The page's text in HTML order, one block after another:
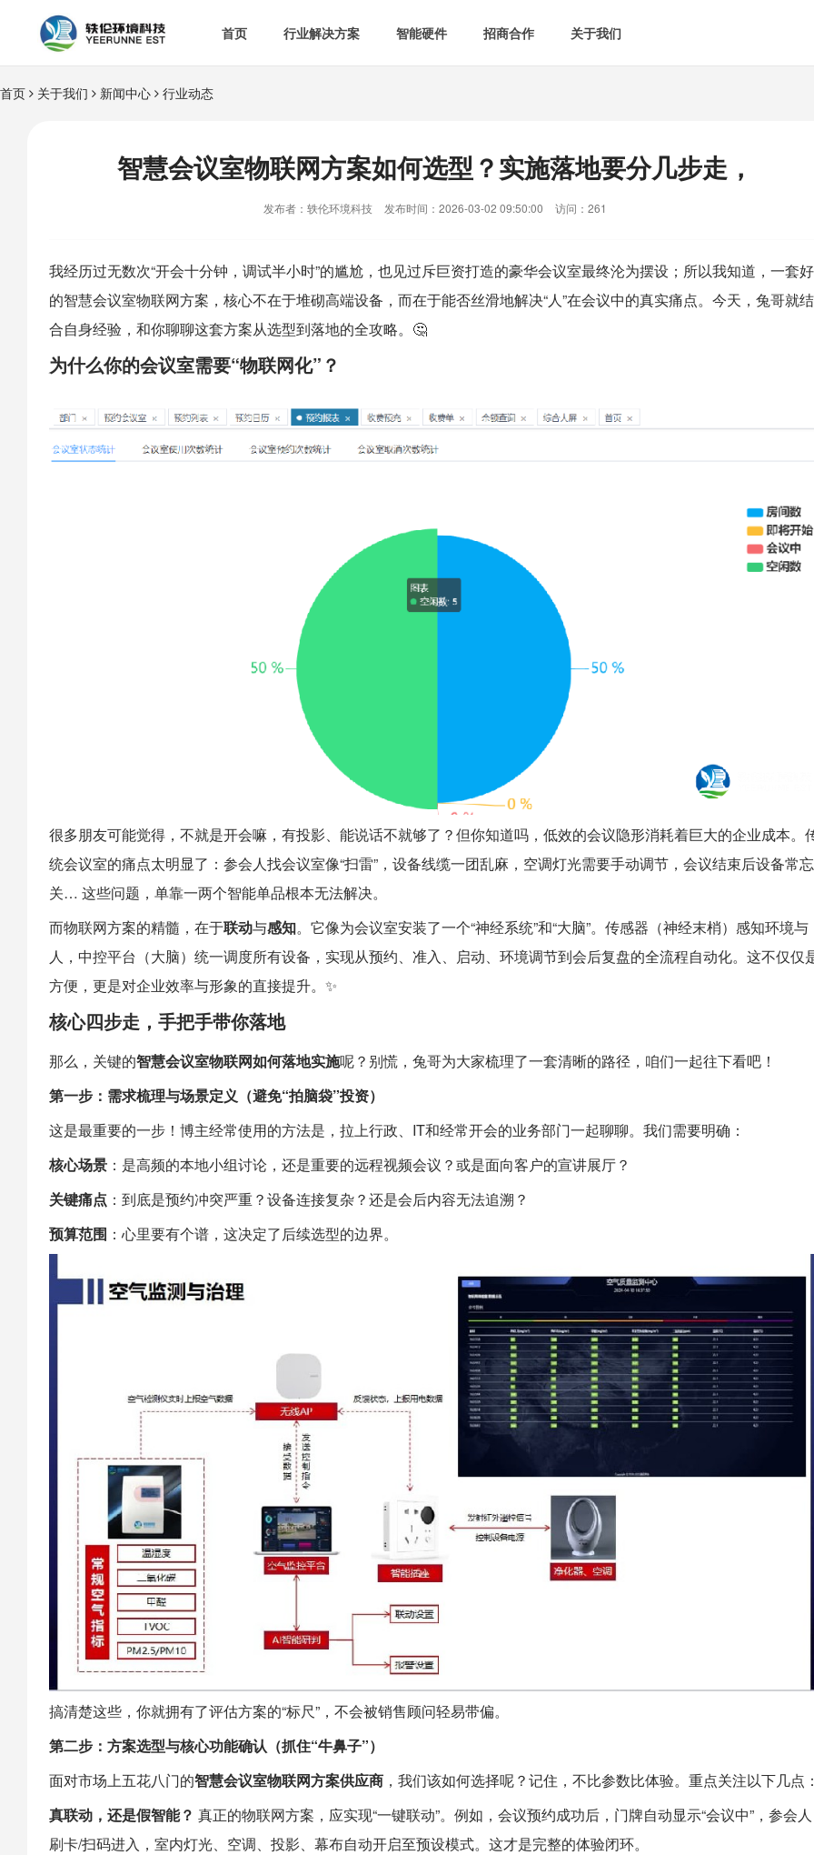
首页 行业解决方案
& 智慧食安  空气监测方案  智慧用电方案
热门解决方案  智慧场景建设
智能硬件

 多媒体&信息化
[list:subtitle] [list:subtitle]
招商合作 关于我们
 案例中心
首页 关于我们 新闻中心 行业动态
智慧会议室物联网方案如何选型？实施落地要分几步走，
发布者：轶伦环境科技 发布时间：2026-03-02 09:50:00 访问：261
我经历过无数次“开会十分钟，调试半小时”的尴尬，也见过斥巨资打造的豪华会议室最终沦为摆设；所以我知道，一套好
的智慧会议室物联网方案，核心不在于堆砌高端设备，而在于能否丝滑地解决“人”在会议中的真实痛点。今天，兔哥就结
合自身经验，和你聊聊这套方案从选型到落地的全攻略。🤔
为什么你的会议室需要“物联网化”？
很多朋友可能觉得，不就是开会嘛，有投影、能说话不就够了？但你知道吗，低效的会议隐形消耗着巨大的企业成本。
统会议室的痛点太明显了：参会人找会议室像“扫雷”，设备线缆一团乱麻，空调灯光需要手动调节，会议结束后设备常忘
关… 这些问题，单靠一两个智能单品根本无法解决。
而物联网方案的精髓，在于联动与感知。它像为会议室安装了一个“神经系统”和“大脑”。传感器（神经末梢）感知环境与
人，中控平台（大脑）统一调度所有设备，实现从预约、准入、启动、环境调节到会后复盘的全流程自动化。这不仅仅
方便，更是对企业效率与形象的直接提升。✨
核心四步走，手把手带你落地
那么，关键的智慧会议室物联网如何落地实施呢？别慌，兔哥为大家梳理了一套清晰的路径，咱们一起往下看吧！
第一步：需求梳理与场景定义（避免“拍脑袋”投资）
这是最重要的一步！博主经常使用的方法是，拉上行政、IT和经常开会的业务部门一起聊聊。我们需要明确：
核心场景 ：是高频的本地小组讨论，还是重要的远程视频会议？或是面向客户的宣讲展厅？
关键痛点 ：到底是预约冲突严重？设备连接复杂？还是会后内容无法追溯？
预算范围 ：心里要有个谱，这决定了后续选型的边界。
搞清楚这些，你就拥有了评估方案的“标尺”，不会被销售顾问轻易带偏。
第二步：方案选型与核心功能确认（抓住“牛鼻子”）
面对市场上五花八门的智慧会议室物联网方案供应商 ，我们该如何选择呢？记住，不比参数比体验。重点关注以下几点
真联动，还是假智能？ 真正的物联网方案，应实现“一键联动”。例如，会议预约成功后，门牌自动显示“会议中”，参会人
刷卡/扫码进入，室内灯光、空调、投影、幕布自动开启至预设模式。这才是完整的体验闭环。